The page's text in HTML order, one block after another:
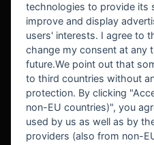
BEKANNT AUS
technologies to provide its
improve and display
users' interests. I agree to
change my consent at any
future.We point out that
to third countries without
protection. By clicking
non-EU countries)", you
used by us as well as by
providers (also from non-